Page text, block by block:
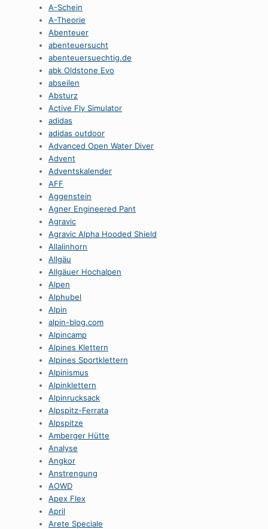
A-Schein
A-Theorie
Abenteuer
abenteuersucht
abenteuersuechtig.de
abk Oldstone Evo
abseilen
Absturz
Active Fly Simulator
adidas
adidas outdoor
Advanced Open Water Diver
Advent
Adventskalender
AFF
Aggenstein
Agner Engineered Pant
Agravic
Agravic Alpha Hooded Shield
Allalinhorn
Allgäu
Allgäuer Hochalpen
Alpen
Alphubel
Alpin
alpin-blog.com
Alpincamp
Alpines Klettern
Alpines Sportklettern
Alpinismus
Alpinklettern
Alpinrucksack
Alpspitz-Ferrata
Alpspitze
Amberger Hütte
Analyse
Angkor
Anstrengung
AOWD
Apex Flex
April
Arete Speciale